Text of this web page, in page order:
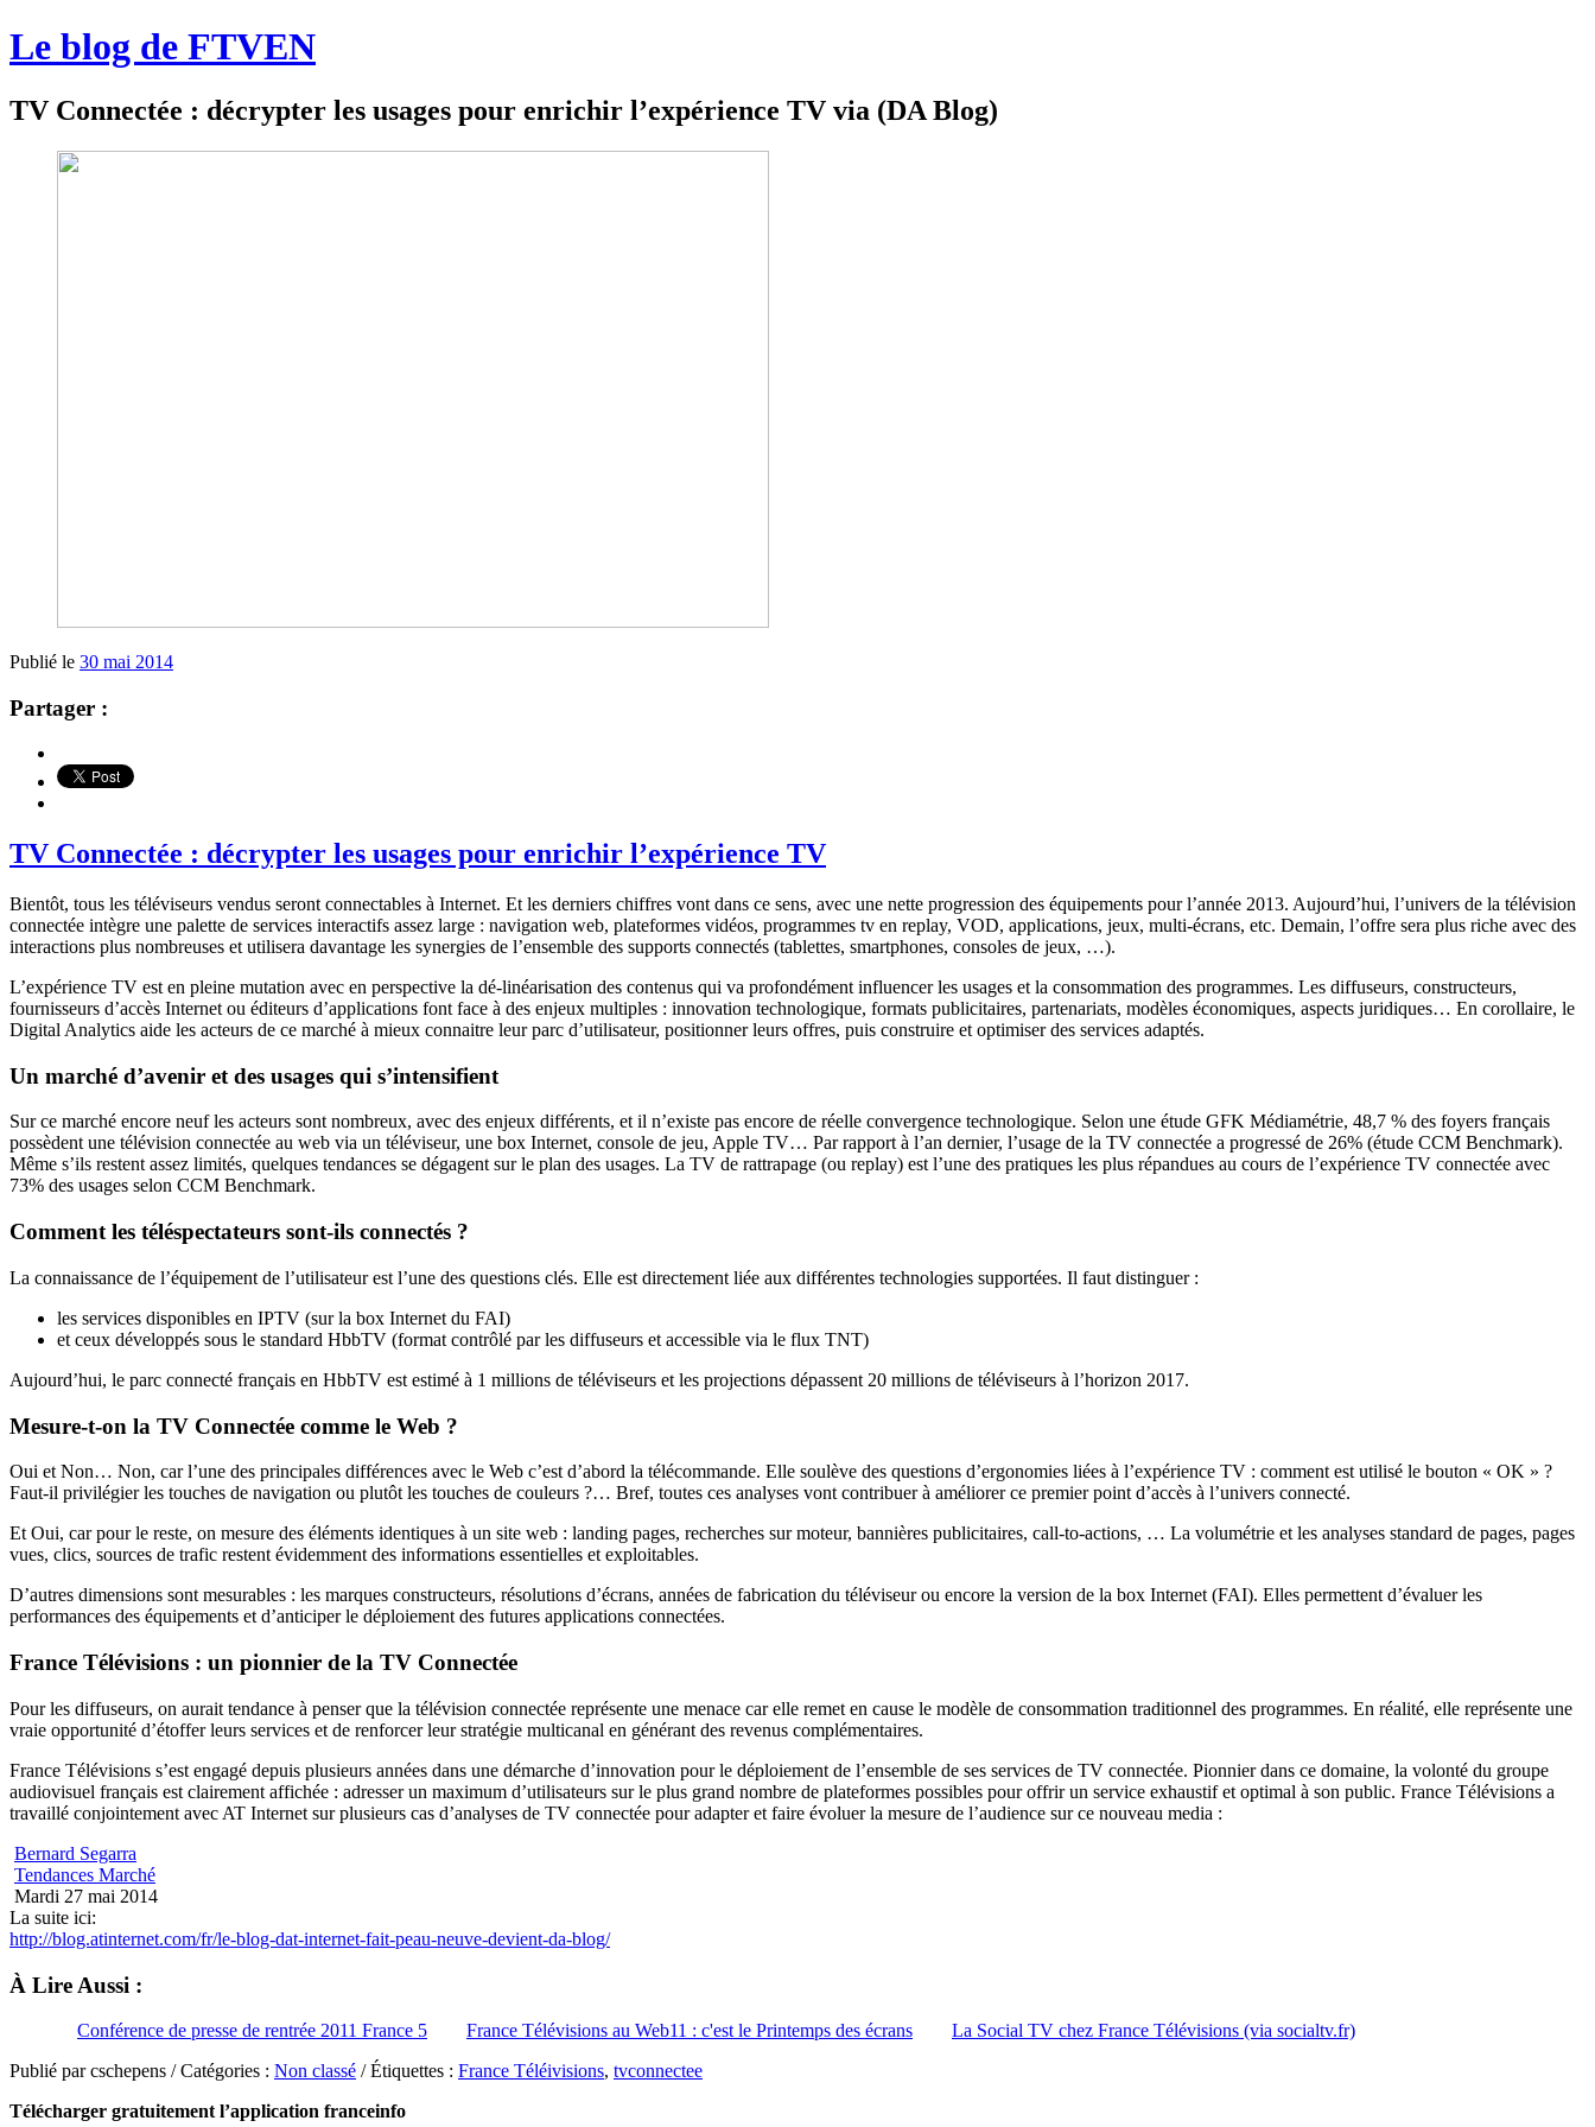
Le blog de FTVEN
TV Connectée : décrypter les usages pour enrichir l’expérience TV via (DA Blog)
Publié le 30 mai 2014
Partager :
TV Connectée : décrypter les usages pour enrichir l’expérience TV
Bientôt, tous les téléviseurs vendus seront connectables à Internet. Et les derniers chiffres vont dans ce sens, avec une nette progression des équipements pour l’année 2013. Aujourd’hui, l’univers de la télévision
connectée intègre une palette de services interactifs assez large : navigation web, plateformes vidéos, programmes tv en replay, VOD, applications, jeux, multi-écrans, etc. Demain, l’offre sera plus riche avec des
interactions plus nombreuses et utilisera davantage les synergies de l’ensemble des supports connectés (tablettes, smartphones, consoles de jeux, …).
L’expérience TV est en pleine mutation avec en perspective la dé-linéarisation des contenus qui va profondément influencer les usages et la consommation des programmes. Les diffuseurs, constructeurs,
fournisseurs d’accès Internet ou éditeurs d’applications font face à des enjeux multiples : innovation technologique, formats publicitaires, partenariats, modèles économiques, aspects juridiques… En corollaire, le
Digital Analytics aide les acteurs de ce marché à mieux connaitre leur parc d’utilisateur, positionner leurs offres, puis construire et optimiser des services adaptés.
Un marché d’avenir et des usages qui s’intensifient
Sur ce marché encore neuf les acteurs sont nombreux, avec des enjeux différents, et il n’existe pas encore de réelle convergence technologique. Selon une étude GFK Médiamétrie, 48,7 % des foyers français
possèdent une télévision connectée au web via un téléviseur, une box Internet, console de jeu, Apple TV… Par rapport à l’an dernier, l’usage de la TV connectée a progressé de 26% (étude CCM Benchmark).
Même s’ils restent assez limités, quelques tendances se dégagent sur le plan des usages. La TV de rattrapage (ou replay) est l’une des pratiques les plus répandues au cours de l’expérience TV connectée avec
73% des usages selon CCM Benchmark.
Comment les téléspectateurs sont-ils connectés ?
La connaissance de l’équipement de l’utilisateur est l’une des questions clés. Elle est directement liée aux différentes technologies supportées. Il faut distinguer :
les services disponibles en IPTV (sur la box Internet du FAI)
et ceux développés sous le standard HbbTV (format contrôlé par les diffuseurs et accessible via le flux TNT)
Aujourd’hui, le parc connecté français en HbbTV est estimé à 1 millions de téléviseurs et les projections dépassent 20 millions de téléviseurs à l’horizon 2017.
Mesure-t-on la TV Connectée comme le Web ?
Oui et Non… Non, car l’une des principales différences avec le Web c’est d’abord la télécommande. Elle soulève des questions d’ergonomies liées à l’expérience TV : comment est utilisé le bouton « OK » ?
Faut-il privilégier les touches de navigation ou plutôt les touches de couleurs ?… Bref, toutes ces analyses vont contribuer à améliorer ce premier point d’accès à l’univers connecté.
Et Oui, car pour le reste, on mesure des éléments identiques à un site web : landing pages, recherches sur moteur, bannières publicitaires, call-to-actions, … La volumétrie et les analyses standard de pages, pages
vues, clics, sources de trafic restent évidemment des informations essentielles et exploitables.
D’autres dimensions sont mesurables : les marques constructeurs, résolutions d’écrans, années de fabrication du téléviseur ou encore la version de la box Internet (FAI). Elles permettent d’évaluer les
performances des équipements et d’anticiper le déploiement des futures applications connectées.
France Télévisions : un pionnier de la TV Connectée
Pour les diffuseurs, on aurait tendance à penser que la télévision connectée représente une menace car elle remet en cause le modèle de consommation traditionnel des programmes. En réalité, elle représente une
vraie opportunité d’étoffer leurs services et de renforcer leur stratégie multicanal en générant des revenus complémentaires.
France Télévisions s’est engagé depuis plusieurs années dans une démarche d’innovation pour le déploiement de l’ensemble de ses services de TV connectée. Pionnier dans ce domaine, la volonté du groupe
audiovisuel français est clairement affichée : adresser un maximum d’utilisateurs sur le plus grand nombre de plateformes possibles pour offrir un service exhaustif et optimal à son public. France Télévisions a
travaillé conjointement avec AT Internet sur plusieurs cas d’analyses de TV connectée pour adapter et faire évoluer la mesure de l’audience sur ce nouveau media :
Bernard Segarra
Tendances Marché
Mardi 27 mai 2014
La suite ici:
http://blog.atinternet.com/fr/le-blog-dat-internet-fait-peau-neuve-devient-da-blog/
À Lire Aussi :
Conférence de presse de rentrée 2011 France 5 France Télévisions au Web11 : c'est le Printemps des écrans
La Social TV chez France Télévisions (via socialtv.fr)
Publié par cschepens / Catégories : Non classé / Étiquettes : France Téléivisions, tvconnectee
Télécharger gratuitement l’application franceinfo